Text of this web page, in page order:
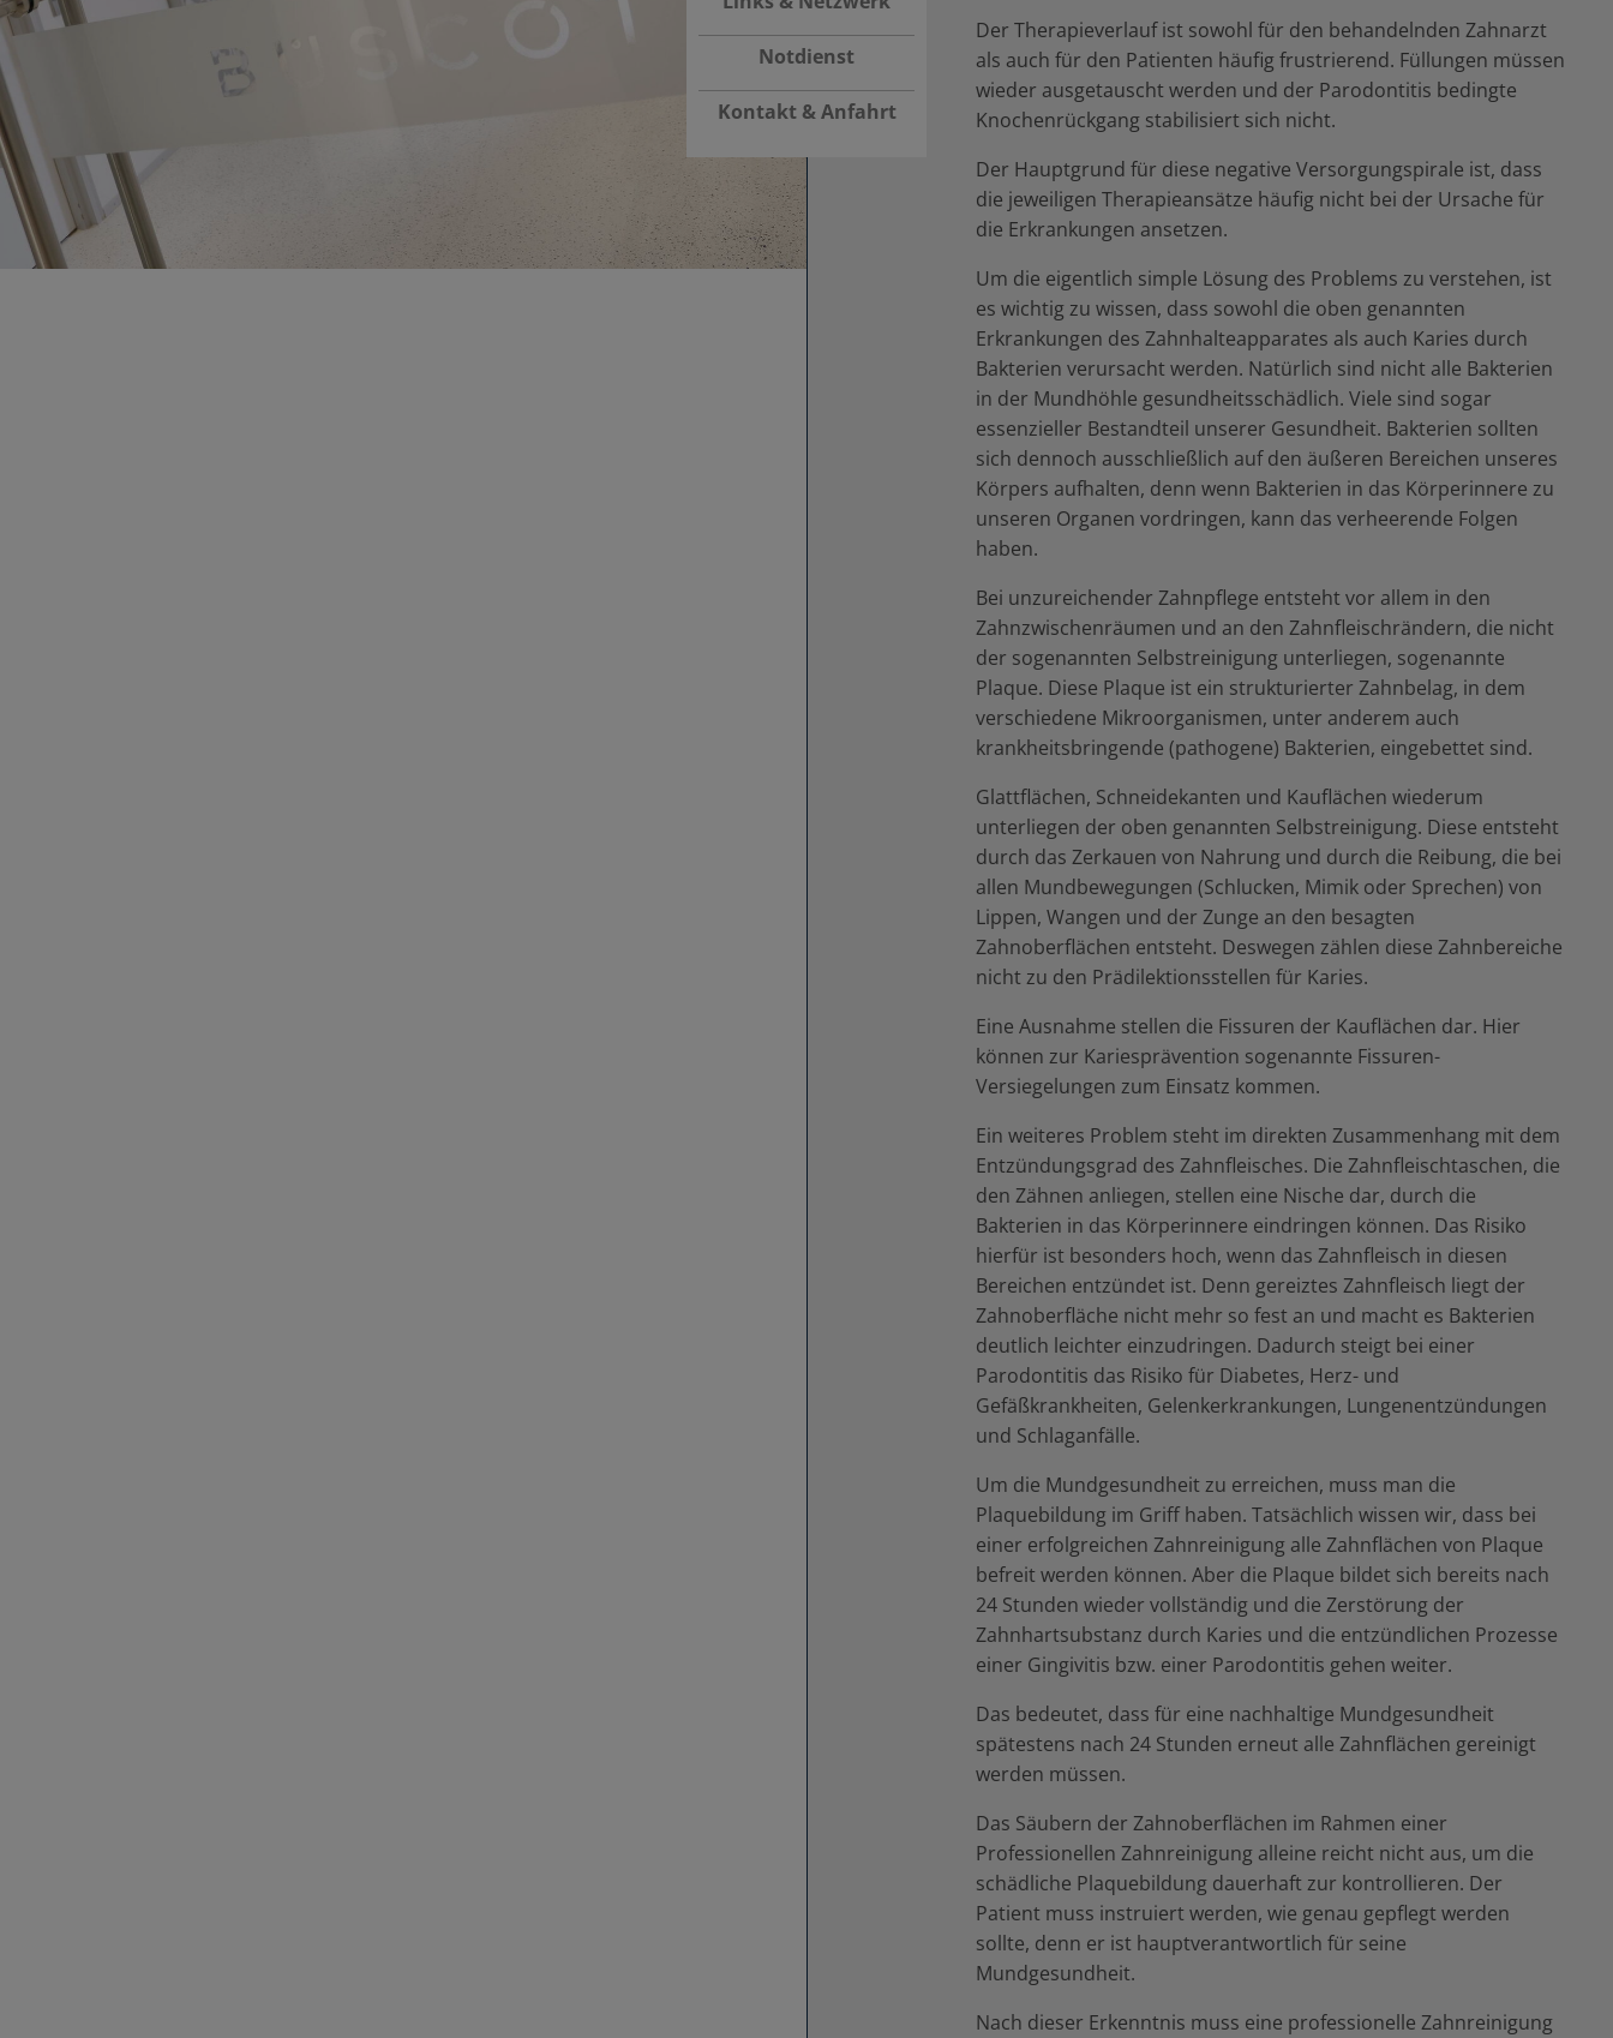
Notdienst
Kontakt & Anfahrt
Der Therapieverlauf ist sowohl für den behandelnden Zahnarzt
als auch für den Patienten häufig frustrierend. Füllungen müssen
wieder ausgetauscht werden und der Parodontitis bedingte
Knochenrückgang stabilisiert sich nicht.
Der Hauptgrund für diese negative Versorgungspirale ist, dass
die jeweiligen Therapieansätze häufig nicht bei der Ursache für
die Erkrankungen ansetzen.
Um die eigentlich simple Lösung des Problems zu verstehen, ist
es wichtig zu wissen, dass sowohl die oben genannten
Erkrankungen des Zahnhalteapparates als auch Karies durch
Bakterien verursacht werden. Natürlich sind nicht alle Bakterien
in der Mundhöhle gesundheitsschädlich. Viele sind sogar
essenzieller Bestandteil unserer Gesundheit. Bakterien sollten
sich dennoch ausschließlich auf den äußeren Bereichen unseres
Körpers aufhalten, denn wenn Bakterien in das Körperinnere zu
unseren Organen vordringen, kann das verheerende Folgen
haben.
Bei unzureichender Zahnpflege entsteht vor allem in den
Zahnzwischenräumen und an den Zahnfleischrändern, die nicht
der sogenannten Selbstreinigung unterliegen, sogenannte
Plaque. Diese Plaque ist ein strukturierter Zahnbelag, in dem
verschiedene Mikroorganismen, unter anderem auch
krankheitsbringende (pathogene) Bakterien, eingebettet sind.
Glattflächen, Schneidekanten und Kauflächen wiederum
unterliegen der oben genannten Selbstreinigung. Diese entsteht
durch das Zerkauen von Nahrung und durch die Reibung, die bei
allen Mundbewegungen (Schlucken, Mimik oder Sprechen) von
Lippen, Wangen und der Zunge an den besagten
Zahnoberflächen entsteht. Deswegen zählen diese Zahnbereiche
nicht zu den Prädilektionsstellen für Karies.
Eine Ausnahme stellen die Fissuren der Kauflächen dar. Hier
können zur Kariesprävention sogenannte Fissuren-
Versiegelungen zum Einsatz kommen.
Ein weiteres Problem steht im direkten Zusammenhang mit dem
Entzündungsgrad des Zahnfleisches. Die Zahnfleischtaschen, die
den Zähnen anliegen, stellen eine Nische dar, durch die
Bakterien in das Körperinnere eindringen können. Das Risiko
hierfür ist besonders hoch, wenn das Zahnfleisch in diesen
Bereichen entzündet ist. Denn gereiztes Zahnfleisch liegt der
Zahnoberfläche nicht mehr so fest an und macht es Bakterien
deutlich leichter einzudringen. Dadurch steigt bei einer
Parodontitis das Risiko für Diabetes, Herz- und
Gefäßkrankheiten, Gelenkerkrankungen, Lungenentzündungen
und Schlaganfälle.
Um die Mundgesundheit zu erreichen, muss man die
Plaquebildung im Griff haben. Tatsächlich wissen wir, dass bei
einer erfolgreichen Zahnreinigung alle Zahnflächen von Plaque
befreit werden können. Aber die Plaque bildet sich bereits nach
24 Stunden wieder vollständig und die Zerstörung der
Zahnhartsubstanz durch Karies und die entzündlichen Prozesse
einer Gingivitis bzw. einer Parodontitis gehen weiter.
Das bedeutet, dass für eine nachhaltige Mundgesundheit
spätestens nach 24 Stunden erneut alle Zahnflächen gereinigt
werden müssen.
Das Säubern der Zahnoberflächen im Rahmen einer
Professionellen Zahnreinigung alleine reicht nicht aus, um die
schädliche Plaquebildung dauerhaft zur kontrollieren. Der
Patient muss instruiert werden, wie genau gepflegt werden
sollte, denn er ist hauptverantwortlich für seine
Mundgesundheit.
Nach dieser Erkenntnis muss eine professionelle Zahnreinigung